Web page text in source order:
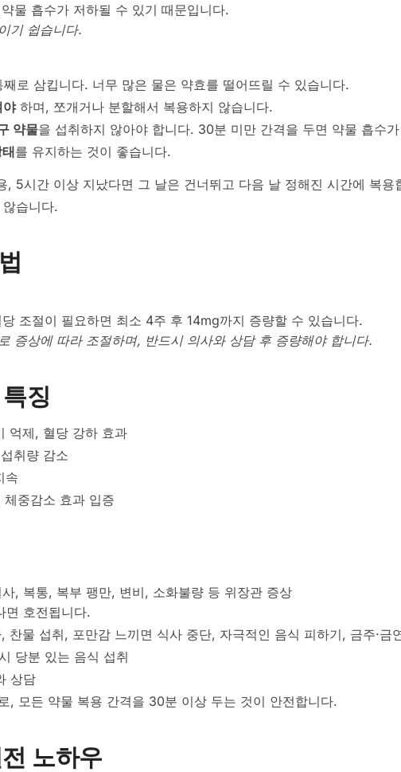
물 흡수가 저하될 수 있기 때문입니다.
기 쉽습니다.
째로 삼킵니다. 너무 많은 물은 약효를 떨어뜨릴 수 있습니다.
야하며, 쪼개거나 분할해서 복용하지 않습니다.
약물을 섭취하지 않아야 합니다. 30분 미만 간격을 두면 약물 흡수
를 유지하는 것이 좋습니다.
, 5시간 이상 지났다면 그 날은 건너뛰고 다음 날 정해진 시간에 복용
습니다.
조절이 필요하면 최소 4주 후 14mg까지 증량할 수 있습니다.
증상에 따라 조절하며, 반드시 의사와 상담 후 증량해야 합니다.
징
억제, 혈당 강하 효과
취량 감소
속
중감소 효과 입증
, 복통, 복부 팽만, 변비, 소화불량 등 위장관 증상
면 호전됩니다.
찬물 섭취, 포만감 느끼면 식사 중단, 자극적인 음식 피하기, 금주·금
당분 있는 음식 섭취
상담
, 모든 약물 복용 간격을 30분 이상 두는 것이 안전합니다.
노하우